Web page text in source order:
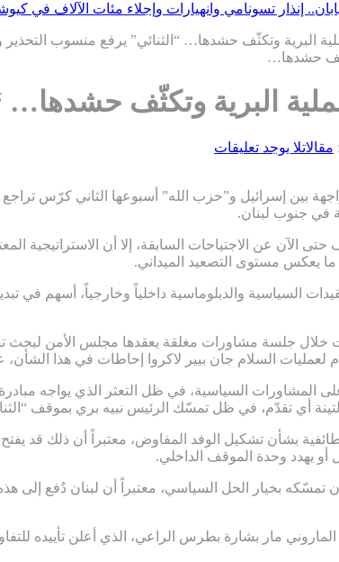
البرية وتكثّف حشدها… “الثنائي” يرفع منسوب
البرية وتكثّف
مقالاتلا يوجد تعليقات
بين إسرائيل و”حزب الله” أسبوعها الثاني كرّس
في جنوب لبنان.
الآن عن الاجتياحات السابقة، إلا أن
يعكس مستوى التصعيد الميداني.
السياسية والدبلوماسية داخلياً وخارجياً، أسهم في
لعمليات السلام جان بيير لاكروا إحاطات في هذا
على المشاورات السياسية، في ظل التعثر الذي يواجه
أي تقدّم، في ظل تمسّك الرئيس نبيه بري بموقف
بشأن تشكيل الوفد المفاوض، معتبراً أن ذلك قد
أو يهدد وحدة الموقف الداخلي.
بخيار الحل السياسي، معتبراً أن لبنان دُفع إلى
مار بشارة بطرس الراعي، الذي أعلن تأييده